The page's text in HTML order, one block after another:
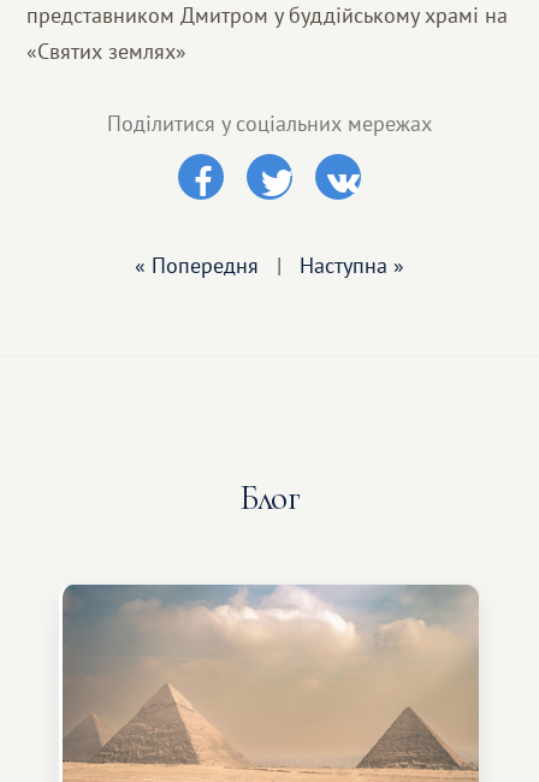
Благотворительность
представником Дмитром у буддійському храмі на
«Святих землях»
Поділитися у соціальних мережах
« Попередня | Наступна »
Блог